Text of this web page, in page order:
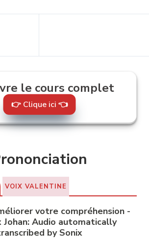
le cours complet
👉 Clique ici 👈
VOIX VALENTINE
votre compréhension -
Johan: Audio automatically
by Sonix